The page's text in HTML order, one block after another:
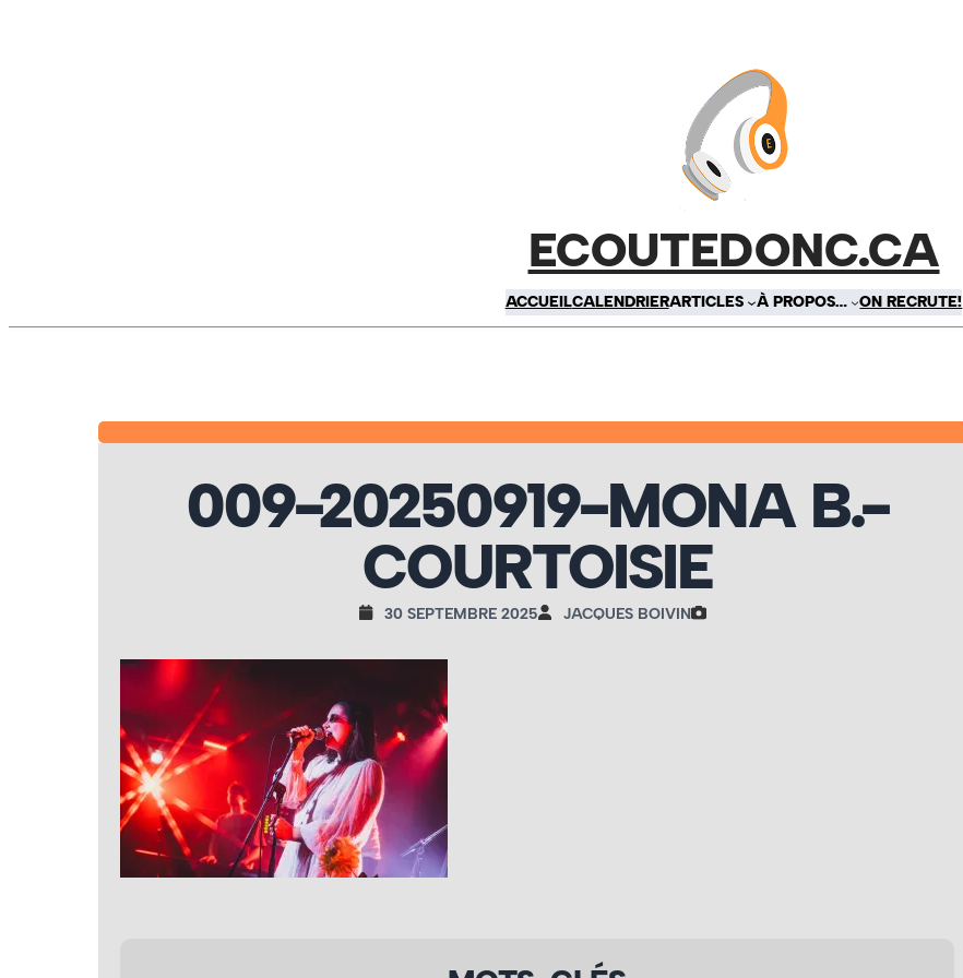
ECOUTEDONC.CA
ACCUEILCALENDRIERARTICLES À PROPOS… ON RECRUTE!
009-20250919-MONA B.-
COURTOISIE
30 SEPTEMBRE 2025 JACQUES BOIVIN